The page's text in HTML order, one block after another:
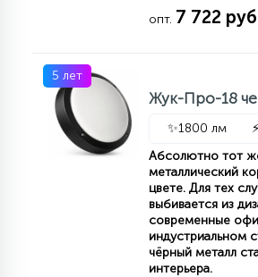
УПРАВЛЕНИЕ
СТЕКЛЯННЫЕ
ПОДВЕСНЫЕ
опт. 7 722
5 лет
Жук-Про-18
✨1800 лм
Абсолютно тот
металлический
цвете. Для тех
выбивается из
современные
индустриальном
чёрный металл
интерьера.